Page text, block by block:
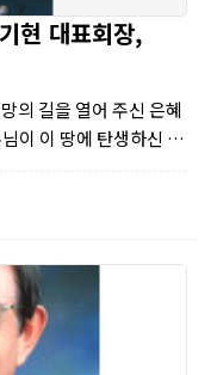
현 대표회장,
의 길을 열어 주신 은혜
이 이 땅에 탄생하신 이
. 성탄은 하나님께서